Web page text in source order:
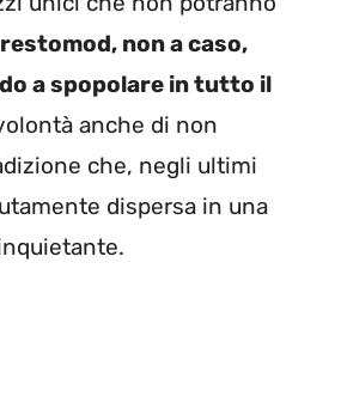
non a caso,
a spopolare in tutto il
anche di non
che, negli ultimi
dispersa in una